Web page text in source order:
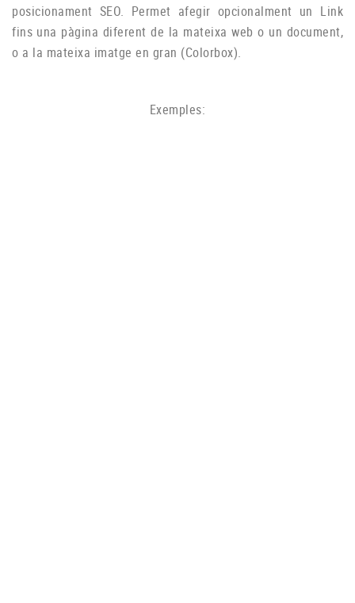
posicionament SEO. Permet afegir opcionalment un Link
fins una pàgina diferent de la mateixa web o un document,
o a la mateixa imatge en gran (Colorbox).
Exemples:
EDIFICIS PÚBLICS
Lorem ipsum dolor sit amet, consectetur adipiscing elit. Donec feugiat nec quam.